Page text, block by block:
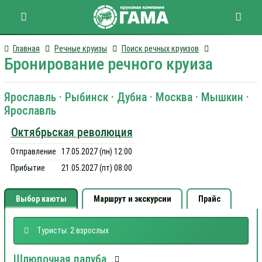
Главная Речные круизы Поиск речных круизов
Бронирование речного круиза
Ярославль · Рыбинск · Дубна · Москва · Мышкин ·
Ярославль
Октябрьская революция
Отправление
17.05.2027 (пн) 12:00
Прибытие
21.05.2027 (пт) 08:00
Выбор каюты Маршрут и экскурсии Прайс
Туристы: 2 взрослых